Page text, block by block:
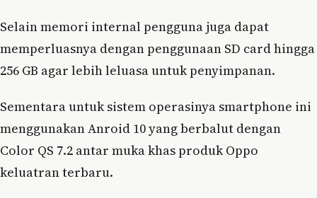
Selain memori internal pengguna juga dapat
memperluasnya dengan penggunaan SD card hingga
256 GB agar lebih leluasa untuk penyimpanan.
Sementara untuk sistem operasinya smartphone ini
menggunakan Anroid 10 yang berbalut dengan
Color QS 7.2 antar muka khas produk Oppo
keluatran terbaru.